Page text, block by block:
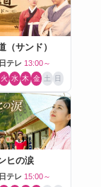
（サンド）
テレ 13:00～
火 水 木 金 土 日
ヒの涙
テレ 15:00～